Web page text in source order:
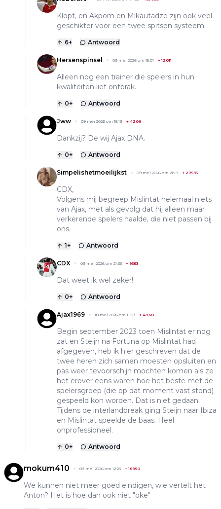
Klopt, en Akpom en Mikautadze zijn ook veel
geschikter voor een twee spitsen systeem.
6+ Antwoord
Hersenspinsel 09 mei 2026 om 15:01 +12011
Alleen nog een trainer die spelers in hun
kwaliteiten liet ontbrak.
0+ Antwoord
Jww 09 mei 2026 om 15:19 + 4209
Dankzij? De wij Ajax DNA.
0+ Antwoord
Simpelishetmoeilijkst 09 mei 2026 om 21:18 + 27595
CDX,
Volgens mij begreep Mislintat helemaal niets
van Ajax, met als gevolg dat hij alleen maar
verkerende spelers haalde, die niet passen bij
ons.
1+ Antwoord
CDX 09 mei 2026 om 21:33 + 9353
Dat weet ik wel zeker!
0+ Antwoord
Ajax1969 10 mei 2026 om 11:03 + 4760
Begin september 2023 toen Mislintat er nog
zat en Steijn na Fortuna op Mislintat had
afgegeven, heb ik hier geschreven dat de
twee heren zich samen moesten opsluiten en
pas weer tevoorschijn mochten komen als ze
het erover eens waren hoe het beste met de
spelersgroep (die op dat moment vast stond)
gespeeld kon worden. Dat is niet gedaan.
Tijdens de interlandbreak ging Steijn naar Ibiza
en Mislintat speelde de baas. Heel
onprofessioneel.
0+ Antwoord
mokum410 09 mei 2026 om 12:23 +16890
We kunnen niet meer goed eindigen, wie vertelt het
Anton? Het is hoe dan ook niet "oke"